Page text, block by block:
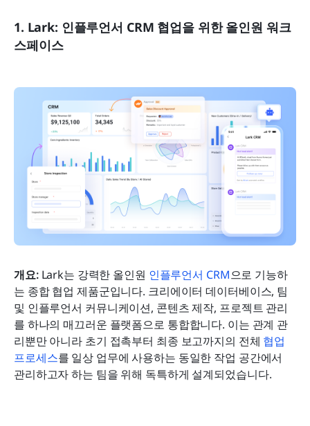
1. Lark: 인플루언서 CRM 협업을 위한 올인원 워크
스페이스
개요: Lark는 강력한 올인원 인플루언서 CRM으로 기능하
는 종합 협업 제품군입니다. 크리에이터 데이터베이스, 팀
및 인플루언서 커뮤니케이션, 콘텐츠 제작, 프로젝트 관리
를 하나의 매끄러운 플랫폼으로 통합합니다. 이는 관계 관
리뿐만 아니라 초기 접촉부터 최종 보고까지의 전체 협업
프로세스를 일상 업무에 사용하는 동일한 작업 공간에서
관리하고자 하는 팀을 위해 독특하게 설계되었습니다.